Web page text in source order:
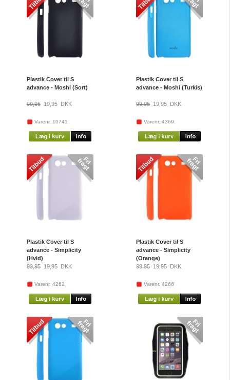
Plastik Cover til S
advance - Moshi (Sort)
99,95 19,95DKK
Varenr. 10741
Plastik Cover til S
advance - Moshi (Turkis)
99,95 19,95 DKK
Varenr. 4369
Plastik Cover til S
advance - Simplicity
(Hvid)
99,95
19,95DKK
Varenr. 4262
Plastik Cover til S
advance - Simplicity
(Orange)
99,95 19,95 DKK
Varenr. 4266